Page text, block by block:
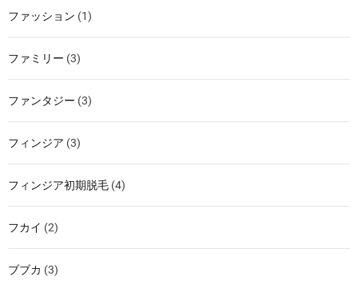
ファッション (1)
ファミリー (3)
ファンタジー (3)
フィンジア (3)
フィンジア初期脱毛 (4)
フカイ (2)
ブブカ (3)